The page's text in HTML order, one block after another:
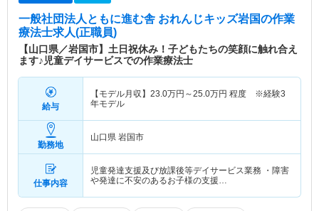
一般社団法人ともに進む舎 おれんじキッズ岩国の作業
療法士求人(正職員)
【山口県／岩国市】土日祝休み！子どもたちの笑顔に触れ合え
ます♪児童デイサービスでの作業療法士
給与
【モデル月収】 23.0万円～25.0万円 程度 ※経験3
年モデル
勤務地
山口県 岩国市
仕事内容
児童発達支援及び放課後等デイサービス業務 ・障害
や発達に不安のあるお子様の支援…